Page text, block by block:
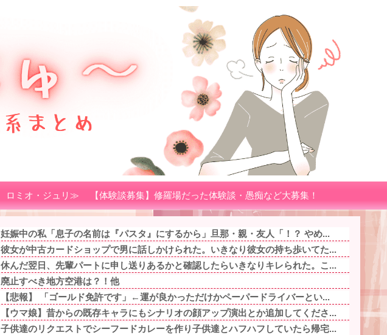
ロミオ・ジュリ≫ 【体験談募集】修羅場だった体験談・愚痴など大募集！
妊娠中の私「息子の名前は『パスタ』にするから」旦那・親・友人「！？ やめ...
彼女が中古カードショップで男に話しかけられた。いきなり彼女の持ち歩いてた...
休んだ翌日、先輩パートに申し送りあるかと確認したらいきなりキレられた。こ...
廃止すべき地方空港は？！他
【悲報】 「ゴールド免許です」←運が良かっただけかペーパードライバーとい...
【ウマ娘】昔からの既存キャラにもシナリオの顔アップ演出とか追加してくださ...
子供達のリクエストでシーフードカレーを作り子供達とハフハフしていたら帰宅...